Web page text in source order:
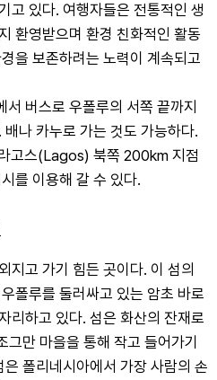
고 있다. 여행자들은 전통적인 생
환영받으며 환경 친화적인 활동
을 보존하려는 노력이 계속되고
버스로 우폴루의 서쪽 끝까지
나 카누로 가는 것도 가능하다.
고스(Lagos) 북쪽 200km 지점
를 이용해 갈 수 있다.
지고 가기 힘든 곳이다. 이 섬의
폴루를 둘러싸고 있는 암초 바로
리하고 있다. 섬은 화산의 잔재로
만 마을을 통해 작고 들어가기
폴리네시아에서 가장 사람의 손